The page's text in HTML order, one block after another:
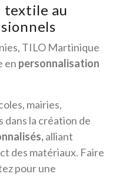
textile au
TILO Martinique
en personnalisation
mairies,
la création de
alliant
des matériaux. Faire
pour une